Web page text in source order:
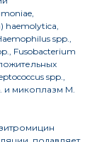
haemolytica,
spp.,
Fusobacterium
spp.,
и микоплазм M.